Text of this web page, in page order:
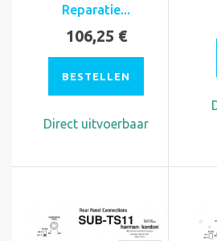
Reparatie...
106,25 €
BESTELLEN
Direct uitvoerbaar